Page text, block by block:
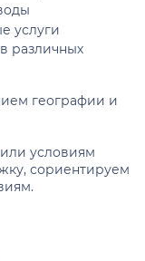
услуги
различных
географии и
условиям
сориентируем